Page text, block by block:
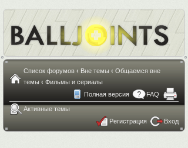
Список форумов ‹ Вне темы ‹ Общаемся вне
темы ‹ Фильмы и сериалы
FAQ
Полная версия
Активные темы
Регистрация
Вход